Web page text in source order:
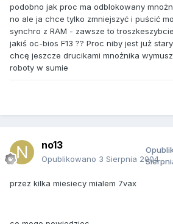
podobno jak proc ma odblokowany
no ale ja chce tylko zmniejszyć i puścić
synchro z RAM - zawsze to
jakiś oc-bios F13 ?? Proc niby jest już
chcę jeszcze drucikami mnożnika
roboty w sumie
no13
Opublikowano 3 Sierpnia 2004
przez kilka miesiecy mialem 7vax